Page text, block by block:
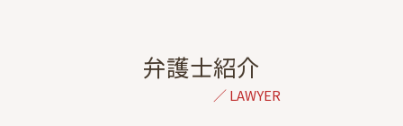
交通事故 慰謝料 相場
共同親権 離婚後
自己破産 弁護士 相談 港区
金銭トラブル 弁護士 相談 東京
離婚 弁護士 相談 埼玉
弁護士紹介